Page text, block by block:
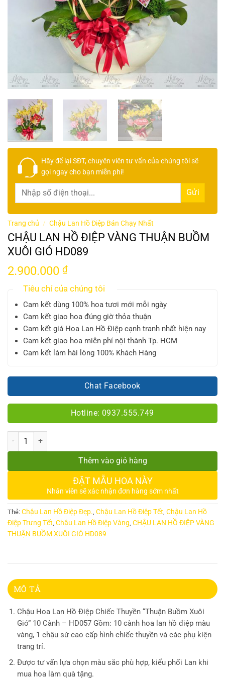
Hãy để lạiSĐT, chuyên viên tư vấn của chúng tôi sẽ
gọi ngay cho bạn miễn phí!
Trang chủ / Chậu Lan Hồ Điệp Bán Chạy Nhất
CHẬU LAN HỒ ĐIỆP VÀNG THUẬN BUỒM
XUÔI GIÓ HD089
2.900.000 ₫
Tiêu chí của chúng tôi
Cam kết dùng 100% hoa tươi mới mỗi ngày
Cam kết giao hoa đúng giờ thỏa thuận
Cam kết giá Hoa Lan Hồ Điệp cạnh tranh nhất hiện nay
Cam kết giao hoa miễn phí nội thành Tp. HCM
Cam kết làm hài lòng 100% Khách Hàng
Chat Facebook
Hotline: 0937.555.749
Số lượng
Thêm vào giỏ hàng
ĐẶT MẪU HOA NÀY
Nhân viên sẽ xác nhận đơn hàng sớm nhất
Thẻ: Chậu Lan Hồ Điệp Đẹp. Chậu Lan Hồ Điệp Tết Chậu Lan Hồ
Điệp Trưng Tết Chậu Lan Hồ Điệp Vàng CHẬU LAN HỒ ĐIỆP VÀNG
THUẬN BUỒM XUÔI GIÓ HD089
MÔ TẢ
Chậu Hoa Lan Hồ Điệp Chiếc Thuyền “Thuận Buồm Xuôi
Gió” 10 Cành – HD057 Gồm: 10 cành hoa lan hồ điệp màu
vàng, 1 chậu sứ cao cấp hình chiếc thuyền và các phụ kiện
trang trí.
Được tư vấn lựa chọn màu sắc phù hợp, kiểu phối Lan khi
mua hoa làm quà tặng.